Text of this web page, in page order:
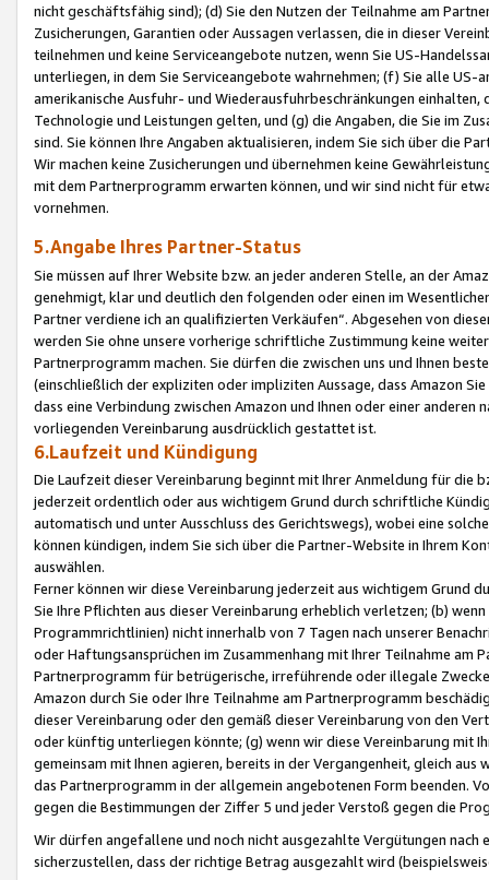
nicht geschäftsfähig sind); (d) Sie den Nutzen der Teilnahme am
Zusicherungen, Garantien oder Aussagen verlassen, die in dieser
teilnehmen und keine Serviceangebote nutzen, wenn Sie US-
unterliegen, in dem Sie Serviceangebote wahrnehmen; (f) Sie alle
amerikanische Ausfuhr- und Wiederausfuhrbeschränkungen
Technologie und Leistungen gelten, und (g) die Angaben, die Sie im
sind. Sie können Ihre Angaben aktualisieren, indem Sie sich über die
Wir machen keine Zusicherungen und übernehmen keine
mit dem Partnerprogramm erwarten können, und wir sind nicht für
vornehmen.
5.Angabe Ihres Partner-Status
Sie müssen auf Ihrer Website bzw. an jeder anderen Stelle, an der
genehmigt, klar und deutlich den folgenden oder einen im
Partner verdiene ich an qualifizierten Verkäufen“. Abgesehen von
werden Sie ohne unsere vorherige schriftliche Zustimmung keine
Partnerprogramm machen. Sie dürfen die zwischen uns und Ihnen
(einschließlich der expliziten oder impliziten Aussage, dass Amazon
dass eine Verbindung zwischen Amazon und Ihnen oder einer
vorliegenden Vereinbarung ausdrücklich gestattet ist.
6.Laufzeit und Kündigung
Die Laufzeit dieser Vereinbarung beginnt mit Ihrer Anmeldung für die
jederzeit ordentlich oder aus wichtigem Grund durch schriftliche
automatisch und unter Ausschluss des Gerichtswegs), wobei eine
können kündigen, indem Sie sich über die Partner-Website in Ihrem
auswählen.
Ferner können wir diese Vereinbarung jederzeit aus wichtigem Grund
Sie Ihre Pflichten aus dieser Vereinbarung erheblich verletzen; (b)
Programmrichtlinien) nicht innerhalb von 7 Tagen nach unserer
oder Haftungsansprüchen im Zusammenhang mit Ihrer Teilnahme am
Partnerprogramm für betrügerische, irreführende oder illegale
Amazon durch Sie oder Ihre Teilnahme am Partnerprogramm
dieser Vereinbarung oder den gemäß dieser Vereinbarung von den
oder künftig unterliegen könnte; (g) wenn wir diese Vereinbarung mit
gemeinsam mit Ihnen agieren, bereits in der Vergangenheit, gleich
das Partnerprogramm in der allgemein angebotenen Form beenden.
gegen die Bestimmungen der Ziffer 5 und jeder Verstoß gegen die
Wir dürfen angefallene und noch nicht ausgezahlte Vergütungen
sicherzustellen, dass der richtige Betrag ausgezahlt wird